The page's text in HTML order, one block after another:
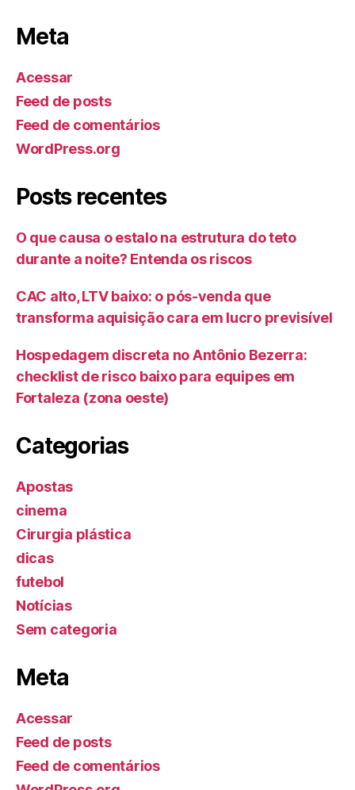
Meta
Acessar
Feed de posts
Feed de comentários
WordPress.org
Posts recentes
O que causa o estalo na estrutura do teto
durante a noite? Entenda os riscos
CAC alto, LTV baixo: o pós-venda que
transforma aquisição cara em lucro previsível
Hospedagem discreta no Antônio Bezerra:
checklist de risco baixo para equipes em
Fortaleza (zona oeste)
Categorias
Apostas
cinema
Cirurgia plástica
dicas
futebol
Notícias
Sem categoria
Meta
Acessar
Feed de posts
Feed de comentários